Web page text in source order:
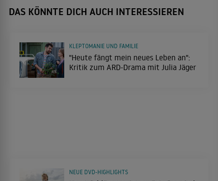
DAS KÖNNTE DICH AUCH INTERESSIEREN
"Heute fängt mein neues Leben an":
Kritik zum ARD-Drama mit Julia Jäger
KLEPTOMANIE UND FAMILIE
NEUE DVD-HIGHLIGHTS